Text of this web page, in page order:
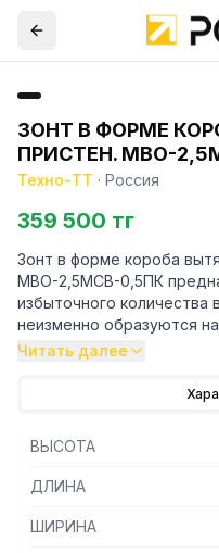
ЗОНТ В ФОРМЕ
ПРИСТЕН. МВО-
Техно-ТТ · Россия
359 500 тг
Зонт в форме короба
МВО-2,5МСВ-0,5ПК
избыточного количества
неизменно образуются
процессе готовки.
Кроме того, зонт
оборудование
защищает сотрудников
Особенности:
Читать далее
ВЫСОТА
ДЛИНА
ШИРИНА